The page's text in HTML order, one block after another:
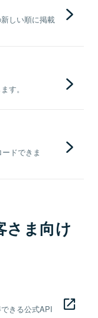
しい順に掲載
す。
ドできま
さま向け
きる公式API